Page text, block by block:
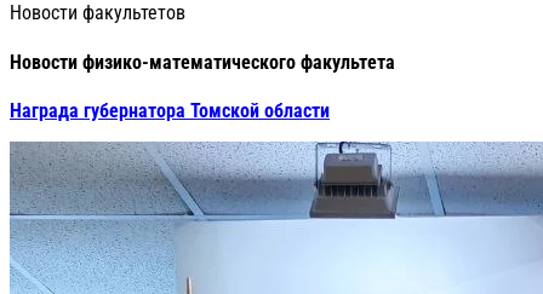
Новости факультетов
Новости физико-математического факультета
Награда губернатора Томской области